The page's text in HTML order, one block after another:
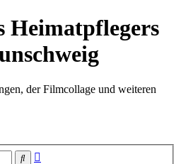
Heimatpflegers
der Filmcollage und weiteren
Suche